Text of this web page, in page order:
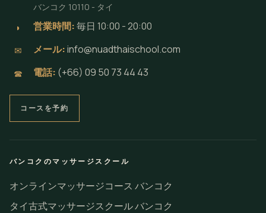
バンコク 10110 - タイ
◗ 営業時間:毎日 10:00 - 20:00
✉ メール:info@nuadthaischool.com
☎ 電話: (+66) 09 50 73 44 43
コースを予約
バンコクのマッサージスクール
オンラインマッサージコース バンコク
タイ古式マッサージスクール バンコク